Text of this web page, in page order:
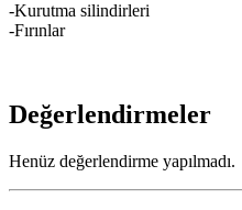
-Kurutma silindirleri
-Fırınlar
Değerlendirmeler
Henüz değerlendirme yapılmadı.